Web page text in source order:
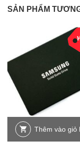
SẢN PHẨM
Thêm vào giỏ